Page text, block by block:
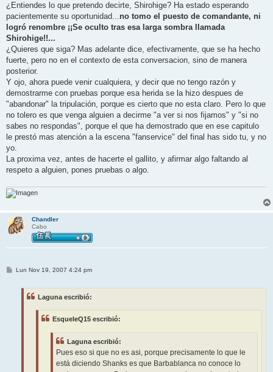
¿Entiendes lo que pretendo decirte, Shirohige? Ha estado esperando
pacientemente su oportunidad...no tomo el puesto de comandante, ni
logró renombre ¡¡Se oculto tras esa larga sombra llamada
Shirohige!!...
¿Quieres que siga? Mas adelante dice, efectivamente, que se ha hecho
fuerte, pero no en el contexto de esta conversacion, sino de manera
posterior.
Y ojo, ahora puede venir cualquiera, y decir que no tengo razón y
demostrarme con pruebas porque esa herida se la hizo despues de
"abandonar" la tripulación, porque es cierto que no esta claro. Pero lo que
no tolero es que venga alguien a decirme "a ver si nos fijamos" y "si no
sabes no respondas", porque el que ha demostrado que en ese capitulo
le prestó mas atención a la escena "fanservice" del final has sido tu, y no
yo.
La proxima vez, antes de hacerte el gallito, y afirmar algo faltando al
respeto a alguien, pones pruebas o algo.
Chandler
Cabo
MLun Nov 19, 2007 4:24 pm
Laguna escribió:
EsqueleQ15 escribió:
Laguna escribió:
Pues eso si que no es asi, porque precisamente lo que le
está diciendo Shanks es que Barbablanca no conoce lo